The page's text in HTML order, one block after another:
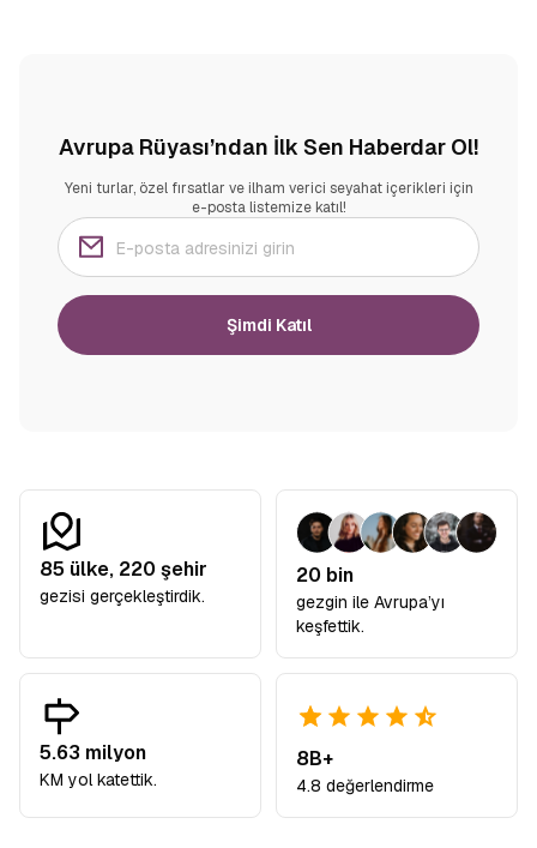
Avrupa Rüyası’ndan İlk Sen Haberdar Ol!
Yeni turlar, özel fırsatlar ve ilham verici seyahat içerikleri için
e-posta listemize katıl!
Şimdi Katıl
85 ülke, 220 şehir
gezisi gerçekleştirdik.
20 bin
gezgin ile Avrupa’yı
keşfettik.
5.63 milyon
KM yol katettik.
8B+
4.8 değerlendirme